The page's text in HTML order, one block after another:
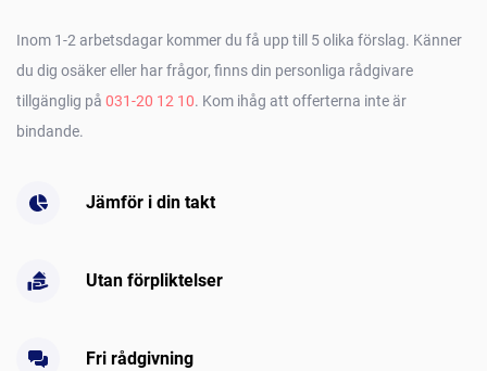
Inom 1-2 arbetsdagar kommer du få upp till 5 olika förslag. Känner
du dig osäker eller har frågor, finns din personliga rådgivare
tillgänglig på 031-20 12 10. Kom ihåg att offerterna inte är
bindande.
Jämför i din takt
Utan förpliktelser
Fri rådgivning